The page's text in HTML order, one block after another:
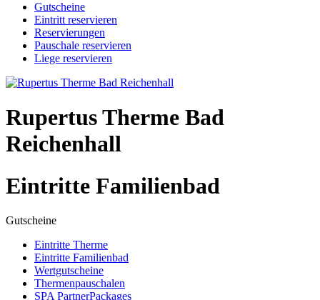
Gutscheine
Eintritt reservieren
Reservierungen
Pauschale reservieren
Liege reservieren
Rupertus Therme Bad
Reichenhall
Eintritte Familienbad
Gutscheine
Eintritte Therme
Eintritte Familienbad
Wertgutscheine
Thermenpauschalen
SPA PartnerPackages